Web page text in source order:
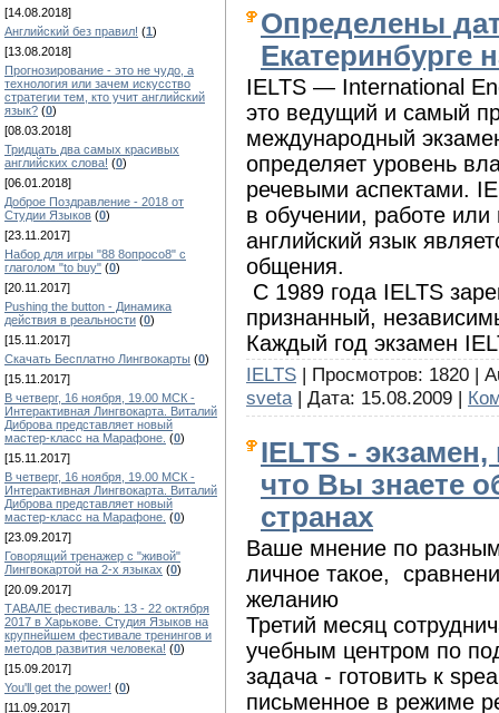
[14.08.2018]
Английский без правил! (1)
[13.08.2018]
Прогнозирование - это не чудо, а
технология или зачем искусство
стратегии тем, кто учит английский
язык? (0)
[08.03.2018]
Тридцать два самых красивых
английских слова! (0)
[06.01.2018]
Доброе Поздравление - 2018 от
Студии Языков (0)
[23.11.2017]
Набор для игры "88 8опросо8" с
глаголом "to buy" (0)
[20.11.2017]
Pushing the button - Динамика
действия в реальности (0)
[15.11.2017]
Скачать Бесплатно Лингвокарты (0)
[15.11.2017]
В четверг, 16 ноября, 19.00 МСК -
Интерактивная Лингвокарта. Виталий
Диброва представляет новый
мастер-класс на Марафоне. (0)
[15.11.2017]
В четверг, 16 ноября, 19.00 МСК -
Интерактивная Лингвокарта. Виталий
Диброва представляет новый
мастер-класс на Марафоне. (0)
[23.09.2017]
Говорящий тренажер с "живой"
Лингвокартой на 2-х языках (0)
[20.09.2017]
ТАВАЛЕ фестиваль: 13 - 22 октября
2017 в Харькове. Студия Языков на
крупнейшем фестивале тренингов и
методов развития человека! (0)
[15.09.2017]
You'll get the power! (0)
[11.09.2017]
Определены
Екатеринбурге
IELTS — International
это ведущий и самый
международный
определяет уровень
речевыми аспектами.
в обучении, работе
английский язык
общения.
С 1989 года IELTS
признанный,
Каждый год экзамен
IELTS | Просмотров: 1820 |
sveta | Дата: 15.08.2009 |
IELTS -
что Вы знаете
странах
Ваше мнение по
личное такое,
желанию
Третий месяц
учебным центром по
задача - готовить к
письменное в режиме